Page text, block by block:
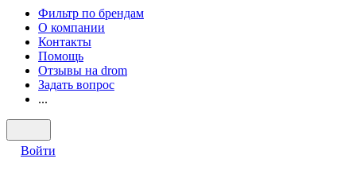
Фильтр по брендам
О компании
Контакты
Помощь
Отзывы на drom
Задать вопрос
...
Войти